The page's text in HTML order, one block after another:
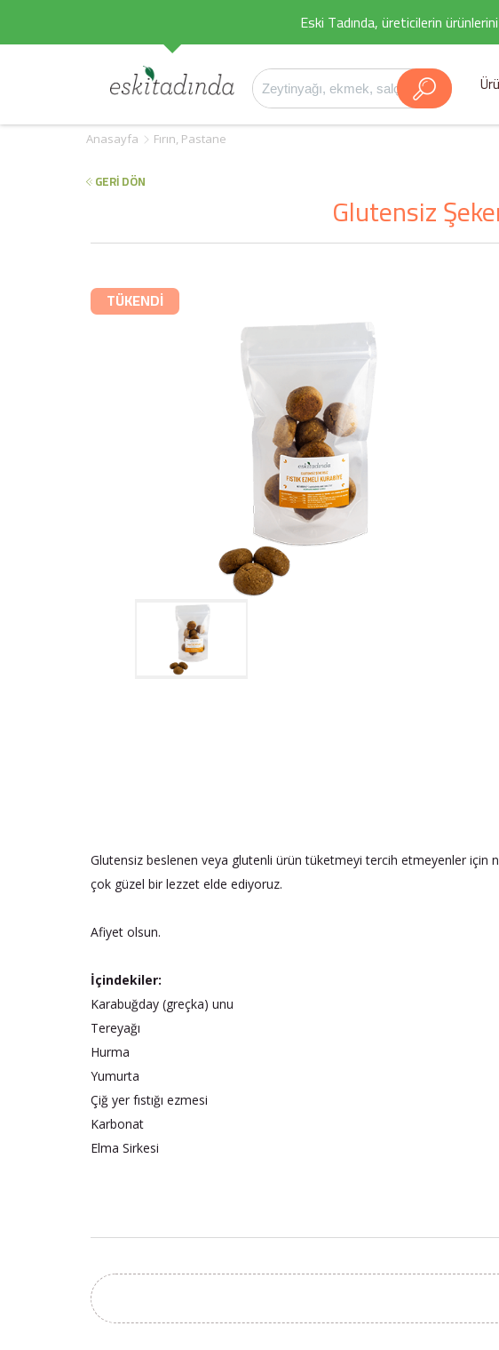
Eski Tadında, üreticilerin
Anasayfa Fırın, Pastane
GERİ DÖN
Glutensiz
TÜKENDİ
Glutensiz beslenen veya glutenli ürün tüketmeyi tercih etmeyenler için
çok güzel bir lezzet elde ediyoruz.
Afiyet olsun.
İçindekiler:
Karabuğday (greçka) unu
Tereyağı
Hurma
Yumurta
Çiğ yer fıstığı ezmesi
Karbonat
Elma Sirkesi